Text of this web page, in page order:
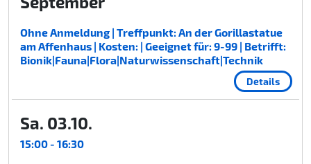
Ohne Anmeldung | Treffpunkt: An der Gorillastatue
am Affenhaus | Kosten: | Geeignet für: 9-99 | Betrifft:
Bionik|Fauna|Flora|Naturwissenschaft|Technik
Details
Sa. 03.10.
15:00 - 16:30